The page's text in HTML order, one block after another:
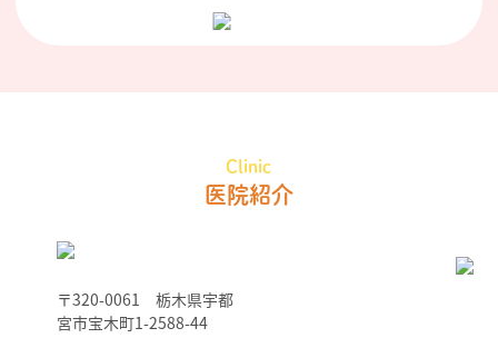
Clinic
医院紹介
〒320-0061 栃木県宇都
宮市宝木町1-2588-44